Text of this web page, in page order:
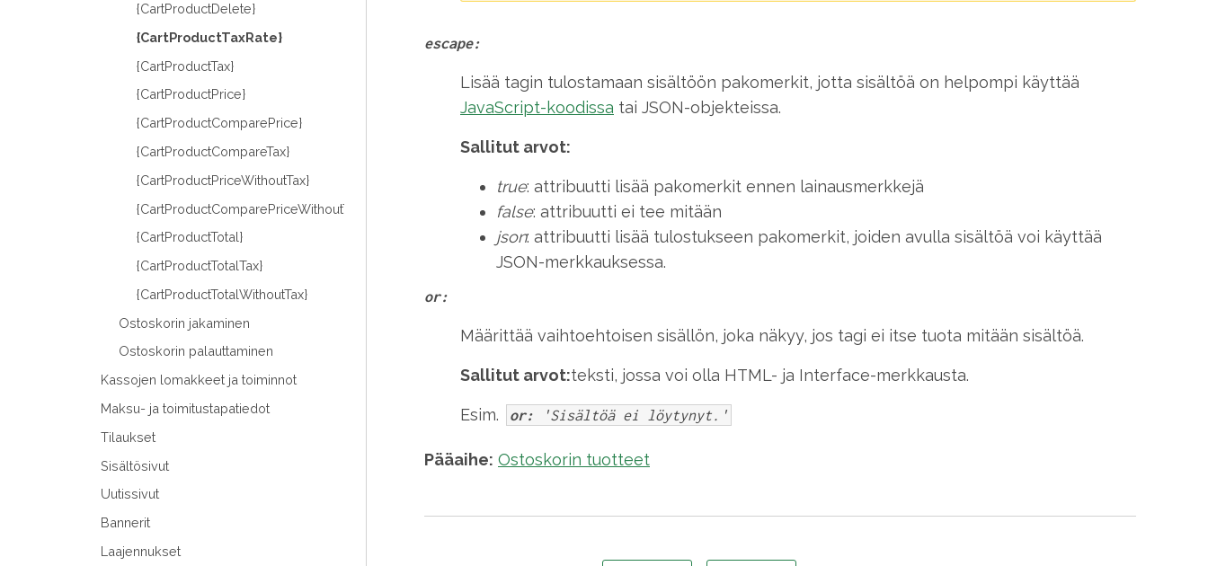
{CartProductDelete}
{CartProductTaxRate}
{CartProductTax}
{CartProductPrice}
{CartProductComparePrice}
{CartProductCompareTax}
{CartProductPriceWithoutTax}
{CartProductComparePriceWithoutTax}
{CartProductTotal}
{CartProductTotalTax}
{CartProductTotalWithoutTax}
Ostoskorin jakaminen
Ostoskorin palauttaminen
Kassojen lomakkeet ja toiminnot
Maksu- ja toimitustapatiedot
Tilaukset
Sisältösivut
Uutissivut
Bannerit
Laajennukset
escape:
Lisää tagin tulostamaan sisältöön pakomerkit, jotta sisältöä on helpompi käyttää
JavaScript-koodissa tai JSON-objekteissa.
Sallitut arvot:
true: attribuutti lisää pakomerkit ennen lainausmerkkejä
false: attribuutti ei tee mitään
json: attribuutti lisää tulostukseen pakomerkit, joiden avulla sisältöä voi käyttää
JSON-merkkauksessa.
or:
Määrittää vaihtoehtoisen sisällön, joka näkyy, jos tagi ei itse tuota mitään sisältöä.
Sallitut arvot:teksti, jossa voi olla HTML- ja Interface-merkkausta.
Esim. or: 'Sisältöä ei löytynyt.'
Pääaihe: Ostoskorin tuotteet